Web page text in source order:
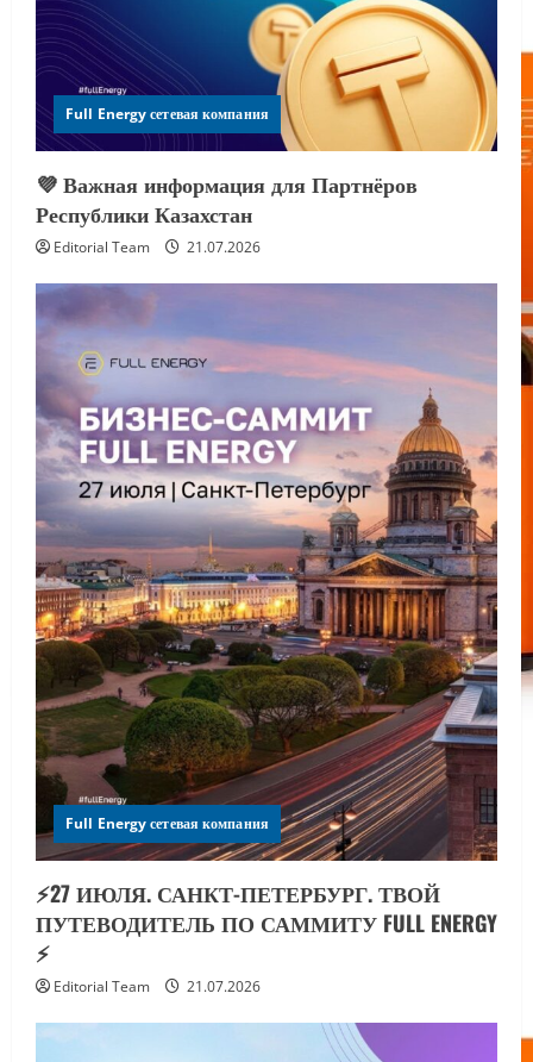
Full Energy сетевая компания
💜 Важная информация для Партнёров
Республики Казахстан
Editorial Team 21.07.2026
Full Energy сетевая компания
⚡️27 ИЮЛЯ. САНКТ-ПЕТЕРБУРГ. ТВОЙ
ПУТЕВОДИТЕЛЬ ПО САММИТУ FULL ENERGY
⚡️
Editorial Team 21.07.2026